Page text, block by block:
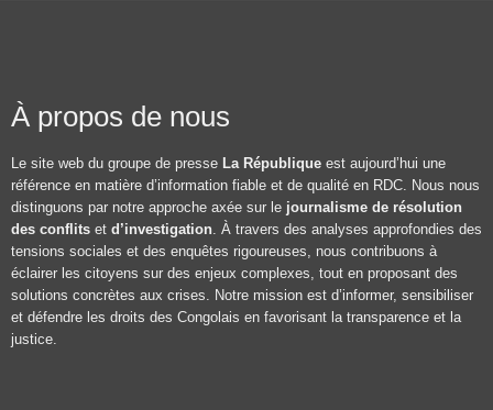
À propos de nous
Le site web du groupe de presse La République est aujourd’hui une
référence en matière d’information fiable et de qualité en RDC. Nous nous
distinguons par notre approche axée sur le journalisme de résolution
des conflits et d’investigation . À travers des analyses approfondies des
tensions sociales et des enquêtes rigoureuses, nous contribuons à
éclairer les citoyens sur des enjeux complexes, tout en proposant des
solutions concrètes aux crises. Notre mission est d’informer, sensibiliser
et défendre les droits des Congolais en favorisant la transparence et la
justice.